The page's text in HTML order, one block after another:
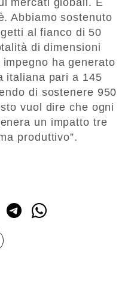
mercati globali. E
Abbiamo sostenuto
al fianco di 50
di dimensioni
ha generato
italiana pari a 145
di sostenere 950
vuol dire che ogni
un impatto tre
produttivo”.